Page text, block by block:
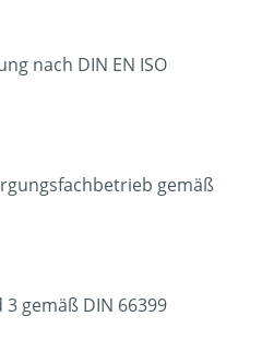
nach DIN EN ISO
gemäß
gemäß DIN 66399